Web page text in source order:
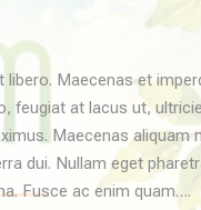
Maecenas et
feugiat at lacus ut,
Maecenas aliquam
dui. Nullam eget
Fusce ac enim quam….